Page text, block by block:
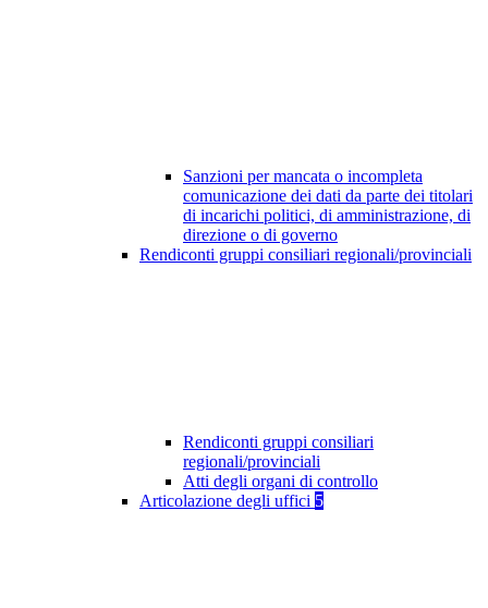
Sanzioni per mancata o incompleta
comunicazione dei dati da parte dei titolari
di incarichi politici, di amministrazione, di
direzione o di governo
Rendiconti gruppi consiliari regionali/provinciali
Rendiconti gruppi consiliari
regionali/provinciali
Atti degli organi di controllo
Articolazione degli uffici 5